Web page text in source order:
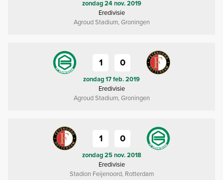
zondag 24 nov. 2019
Eredivisie
Agroud Stadium, Groningen
1 0
zondag 17 feb. 2019
Eredivisie
Agroud Stadium, Groningen
1 0
zondag 25 nov. 2018
Eredivisie
Stadion Feijenoord, Rotterdam